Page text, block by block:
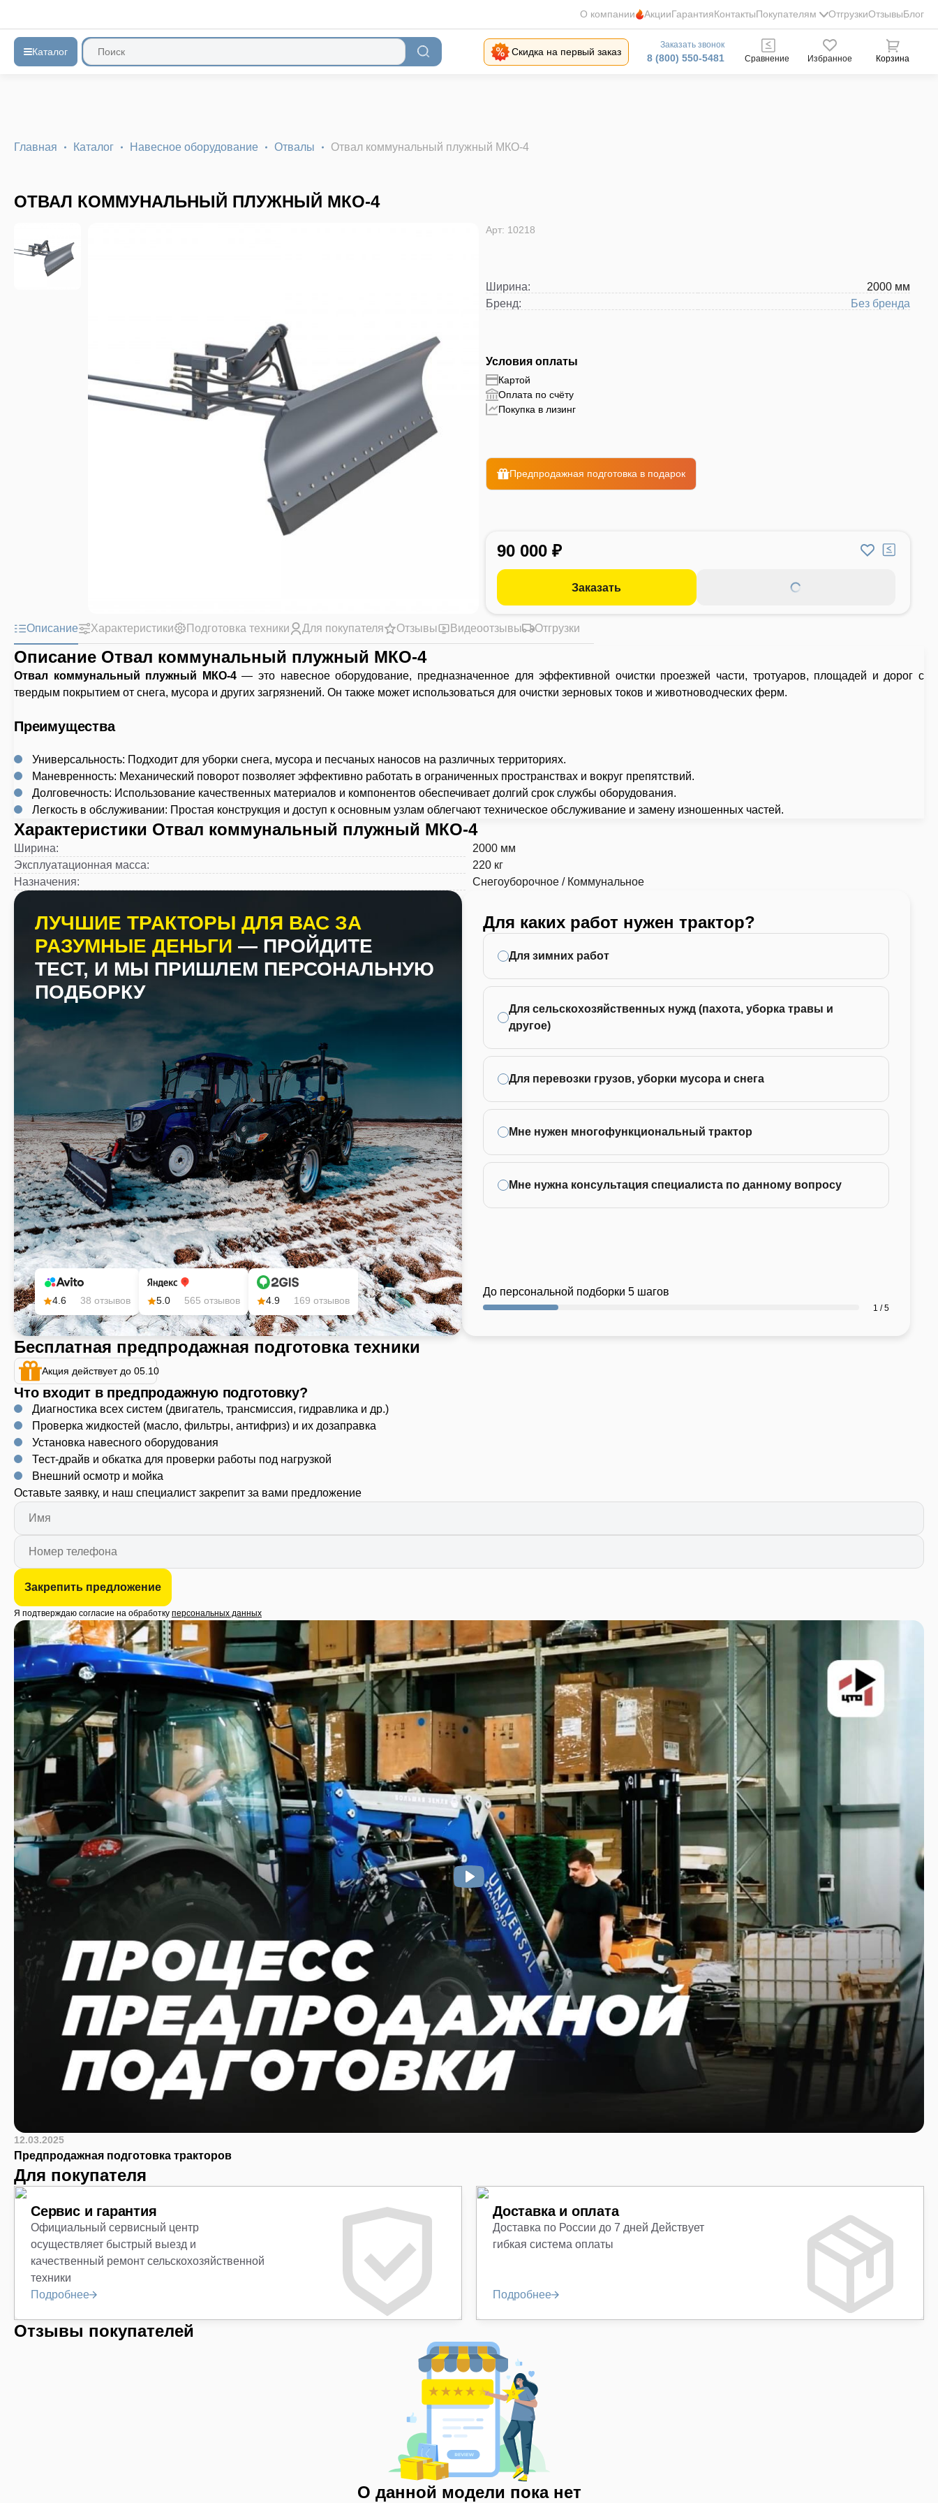
О компании АкцииГарантияКонтактыПокупателям ОтгрузкиОтзывыБлог
Каталог Скидка на первый заказ
Заказать звонок
8 (800) 550-5481 Сравнение Избранное Корзина
Главная Каталог Навесное оборудование Отвалы Отвал коммунальный плужный МКО-4
ОТВАЛ КОММУНАЛЬНЫЙ ПЛУЖНЫЙ МКО-4
Арт: 10218
Ширина:
2000 мм
Бренд: Без бренда
Условия оплаты
Картой
Оплата по счёту
Покупка в лизинг
Предпродажная подготовка в подарок
90 000 ₽
Заказать
Описание Характеристики Подготовка техники Для покупателя Отзывы Видеоотзывы Отгрузки
Описание Отвал коммунальный плужный МКО-4
Отвал коммунальный плужный МКО-4— это навесное оборудование, предназначенное для эффективной очистки проезжей части, тротуаров, площадей и дорог с
твердым покрытием от снега, мусора и других загрязнений. Он также может использоваться для очистки зерновых токов и животноводческих ферм.
Преимущества
Универсальность: Подходит для уборки снега, мусора и песчаных наносов на различных территориях.
Маневренность: Механический поворот позволяет эффективно работать в ограниченных пространствах и вокруг препятствий.
Долговечность: Использование качественных материалов и компонентов обеспечивает долгий срок службы оборудования.
Легкость в обслуживании: Простая конструкция и доступ к основным узлам облегчают техническое обслуживание и замену изношенных частей.
Характеристики Отвал коммунальный плужный МКО-4
Ширина:
2000 мм
Эксплуатационная масса:
220 кг
Назначения: Снегоуборочное / Коммунальное
ЛУЧШИЕ ТРАКТОРЫ ДЛЯ ВАС ЗА
РАЗУМНЫЕ ДЕНЬГИ — ПРОЙДИТЕ
ТЕСТ, И МЫ ПРИШЛЕМ ПЕРСОНАЛЬНУЮ
ПОДБОРКУ
4.6 38 отзывов 5.0 565 отзывов 4.9 169 отзывов
Для каких работ нужен трактор?
Для зимних работ
Для сельскохозяйственных нужд (пахота, уборка травы и
другое)
Для перевозки грузов, уборки мусора и снега
Мне нужен многофункциональный трактор
Мне нужна консультация специалиста по данному вопросу
До персональной подборки 5 шагов
1 / 5
Бесплатная предпродажная подготовка техники
Акция действует до 05.10
Что входит в предпродажную подготовку?
Диагностика всех систем (двигатель, трансмиссия, гидравлика и др.)
Проверка жидкостей (масло, фильтры, антифриз) и их дозаправка
Установка навесного оборудования
Тест-драйв и обкатка для проверки работы под нагрузкой
Внешний осмотр и мойка
Оставьте заявку, и наш специалист закрепит за вами предложение
Закрепить предложение
Я подтверждаю согласие на обработку персональных данных
12.03.2025
Предпродажная подготовка тракторов
Для покупателя
Сервис и гарантия
Официальный сервисный центр
осуществляет быстрый выезд и
качественный ремонт сельскохозяйственной
техники
Подробнее
Доставка и оплата
Доставка по России до 7 дней Действует
гибкая система оплаты
Подробнее
Отзывы покупателей
О данной модели пока нет